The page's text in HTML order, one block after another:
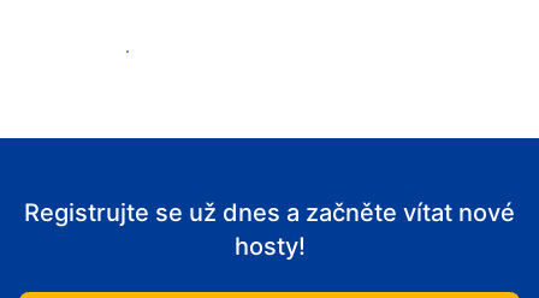
Začít přijímat hosty
Registrujte se už dnes a začněte vítat nové
hosty!